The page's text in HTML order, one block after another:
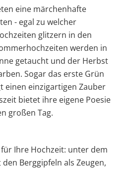
eine märchenhafte
- egal zu welcher
glitzern in den
werden in
getaucht und der Herbst
Sogar das erste Grün
einen einzigartigen Zauber
bietet ihre eigene Poesie
großen Tag.
Ihre Hochzeit: unter dem
Berggipfeln als Zeugen,